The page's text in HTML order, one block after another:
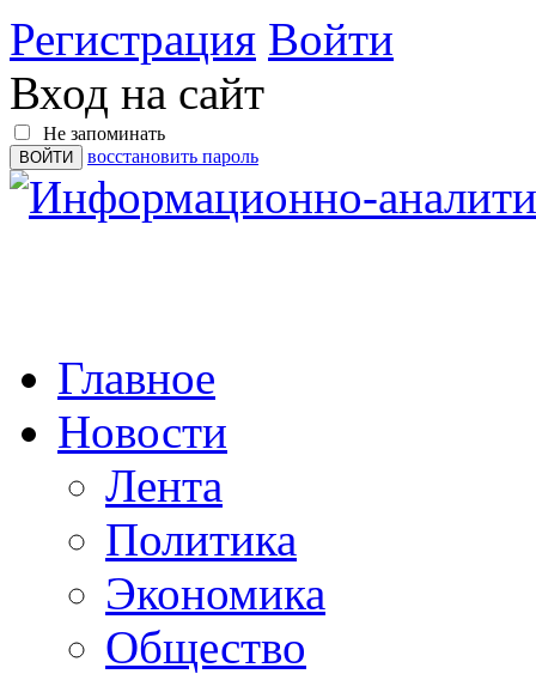
Регистрация Войти
Вход на сайт
Не запоминать
восстановить пароль
Главное
Новости
Лента
Политика
Экономика
Общество